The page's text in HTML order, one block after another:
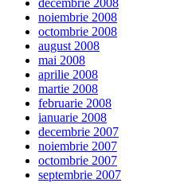
decembrie 2008
noiembrie 2008
octombrie 2008
august 2008
mai 2008
aprilie 2008
martie 2008
februarie 2008
ianuarie 2008
decembrie 2007
noiembrie 2007
octombrie 2007
septembrie 2007